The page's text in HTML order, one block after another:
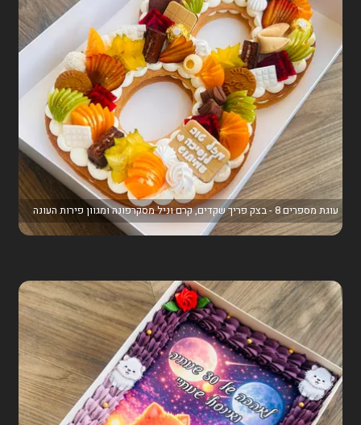
עוגת מספרים 8 - בצק פריך שקדים, קרם וניל מסקרפונה ומגוון פירות העונה